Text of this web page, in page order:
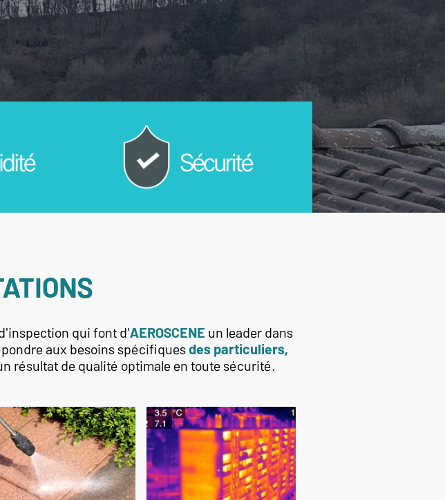
qui font d'AEROSCENE un leader dans
aux besoins spécifiquesdes particuliers,
résultat de qualité optimale en toute sécurité.